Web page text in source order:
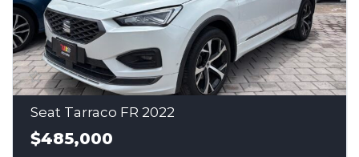
Seat Tarraco FR 2022
$485,000